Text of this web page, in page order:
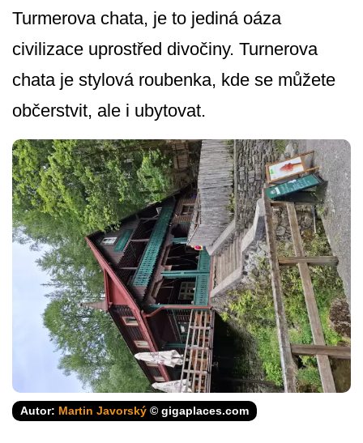
Turmerova chata, je to jediná oáza
civilizace uprostřed divočiny. Turnerova
chata je stylová roubenka, kde se můžete
občerstvit, ale i ubytovat.
Autor: Martin Javorský © gigaplaces.com